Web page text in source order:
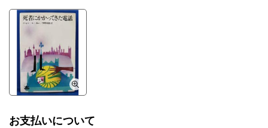
お支払いについて